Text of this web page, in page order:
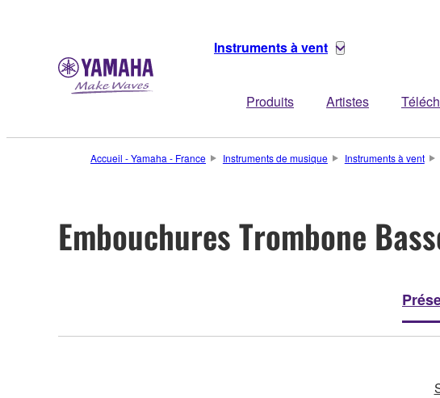
Instruments à vent
Produits Artistes
Accueil - Yamaha - France Instruments de musique Instruments à vent
Embouchures Trombone